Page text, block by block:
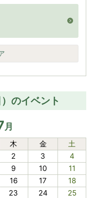
のイベント
月
木 金
土
2 3
4
9 10
11
16 17
18
23 24
25